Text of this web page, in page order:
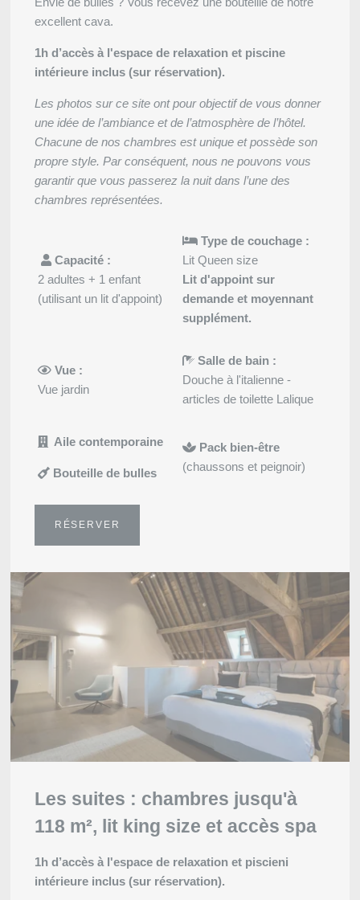
excellent cava.
1h d’accès à l'espace de relaxation et piscine
intérieure inclus (sur réservation).
Les photos sur ce site ont pour objectif de vous donner
une idée de l’ambiance et de l’atmosphère de l’hôtel.
Chacune de nos chambres est unique et possède son
propre style. Par conséquent, nous ne pouvons vous
garantir que vous passerez la nuit dans l’une des
chambres représentées.
Capacité :
2 adultes + 1 enfant
(utilisant un lit d'appoint)
Type de couchage :
Lit Queen size
Lit d'appoint sur
demande et moyennant
supplément.
Vue :
Vue jardin
Salle de bain :
Douche à l'italienne -
articles de toilette Lalique
Aile contemporaine
Bouteille de bulles
Pack bien-être
(chaussons et peignoir)
RÉSERVER
Les suites : chambres jusqu'à
118 m², lit king size et accès spa
1h d’accès à l'espace de relaxation et piscieni
intérieure inclus (sur réservation).
Prénom*:
Email
Téléphone*:
promotions et offres
Oui , je souhaite recevoir
, je ne souhaite pas
Les informations recueillies sur ce
traitement destiné exclusivement au
conservation des données est de
rectification, de portabilité,
concernant et disposez du droit de
nous contactant directement. Vous
réclamation auprès d'une autorité de
vigueur.